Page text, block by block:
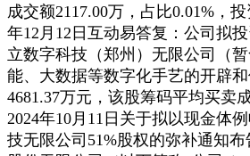
成交额2117.00万，占比0.01%，
年12月12日互动易答复：公司拟
立数字科技（郑州）无限公司（
能、大数据等数字化手艺的开辟
4681.37万元，该股筹码平均买卖
2024年10月11日关于拟以现金体
技无限公司51%股权的弥补通知